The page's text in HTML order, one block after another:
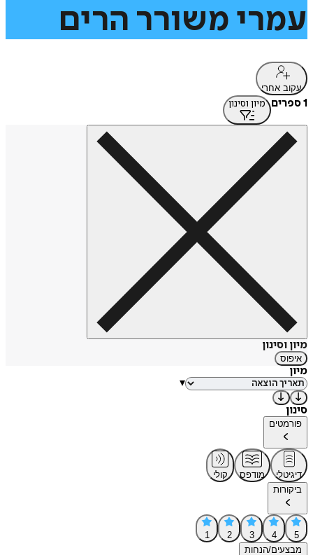
עמרי משורר הרים
עקוב אחרי
1 ספרים מיון וסינון
מיון וסינון
איפוס
מיון
▾
סינון
פורמטים
דיגיטלי מודפס
קולי
ביקורות
5
4
3
2
1
מבצעים/הנחות